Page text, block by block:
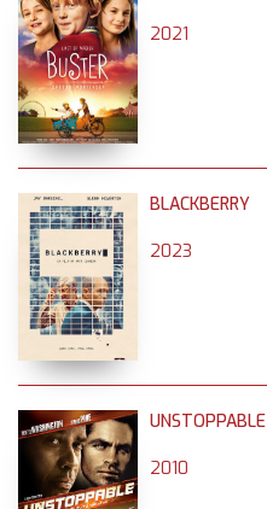
2021
BLACKBERRY
2023
UNSTOPPABLE
2010